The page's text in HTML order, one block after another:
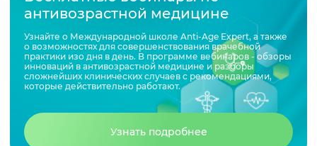
антивозрастной медицине
Узнайте о Международной школе Anti-Age Expert, а также
о возможностях для совершенствования врачебной
практики изо дня в день. В программе вебинаров - обзоры
инноваций в антивозрастной медицине и разборы
сложнейших клинических случаев с рекомендациями,
которые действительно работают.
Узнать подробнее